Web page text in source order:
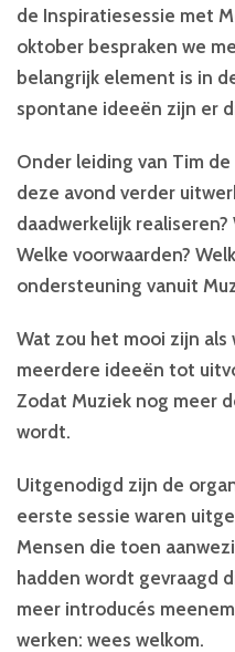
de Inspiratiesessie met
oktober bespraken we
belangrijk element is in
spontane ideeën zijn er
Onder leiding van Tim
deze avond verder
daadwerkelijk
Welke voorwaarden?
ondersteuning vanuit
Wat zou het mooi zijn
meerdere ideeën tot
Zodat Muziek nog meer
wordt.
Uitgenodigd zijn de
eerste sessie waren
Mensen die toen
hadden wordt gevraagd
meer introducés
werken: wees welkom.